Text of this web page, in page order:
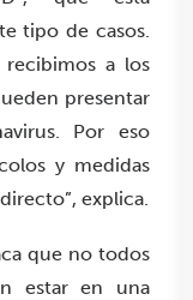
tipo de casos.
recibimos a los
presentar
Por eso
y medidas
explica.
que no todos
estar en una